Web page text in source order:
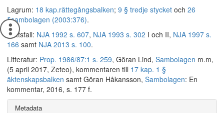
Lagrum: 18 kap.rättegångsbalken; 9 § tredje stycket och 26
§sambolagen (2003:376).
Rättsfall: NJA 1992 s. 607, NJA 1993 s. 302 I och II, NJA 1997 s.
166 samt NJA 2013 s. 100.
Litteratur: Prop. 1986/87:1 s. 259, Göran Lind, Sambolagen m.m,
(5 april 2017, Zeteo), kommentaren till 17 kap. 1 §
äktenskapsbalken samt Göran Håkansson, Sambolagen: En
kommentar, 2016, s. 177 f.
Metadata